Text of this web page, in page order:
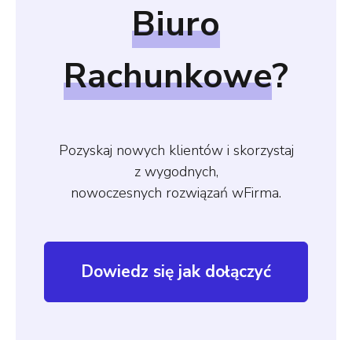
Biuro
Rachunkowe?
Pozyskaj nowych klientów i skorzystaj
z wygodnych,
nowoczesnych rozwiązań wFirma.
Dowiedz się jak dołączyć